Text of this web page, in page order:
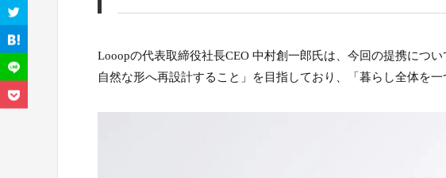
Looopの代表取締役社長CEO 中村創一郎氏は、今回の提携につ
自然な形へ再設計すること」を目指しており、「暮らし全体を